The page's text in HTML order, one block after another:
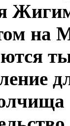
на